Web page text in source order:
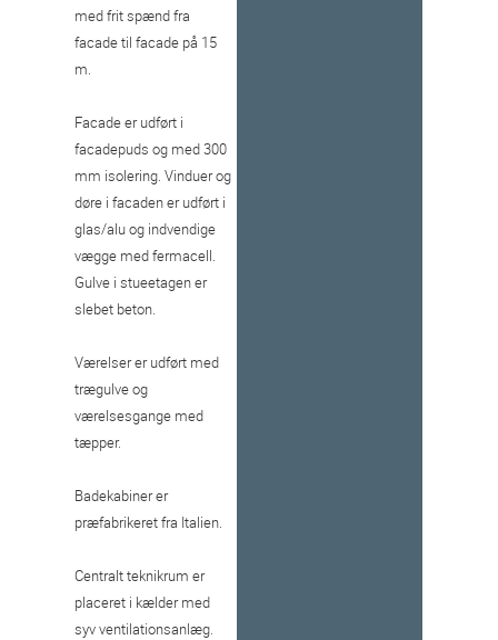
med frit spænd fra
facade til facade på 15
m.
Facade er udført i
facadepuds og med 300
mm isolering. Vinduer og
døre i facaden er udført i
glas/alu og indvendige
vægge med fermacell.
Gulve i stueetagen er
slebet beton.
Værelser er udført med
trægulve og
værelsesgange med
tæpper.
Badekabiner er
præfabrikeret fra Italien.
Centralt teknikrum er
placeret i kælder med
syv ventilationsanlæg.